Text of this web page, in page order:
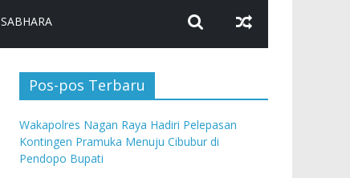
SABHARA
Pos-pos Terbaru
Wakapolres Nagan Raya Hadiri Pelepasan
Kontingen Pramuka Menuju Cibubur di
Pendopo Bupati